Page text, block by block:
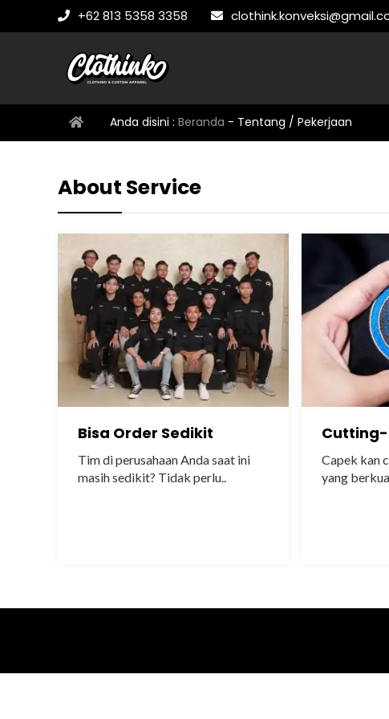
+62 813 5358 3358
Anda disini : Beranda - Tentang / Pekerjaan
About Service
Bisa Order Sedikit
Tim di perusahaan Anda saat ini
masih sedikit? Tidak perlu..
Cutting-
Capek kan
yang